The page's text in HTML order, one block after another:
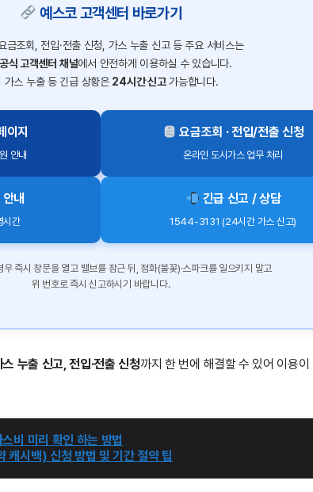
예스코 고객센터 바로가기
금조회, 전입·전출 신청, 가스 누출 신고 등 주요 서비스는
식 고객센터 채널에서 안전하게 이용하실 수 있습니다.
가스 누출 등 긴급 상황은 24시간 신고가능합니다.
이지
안내
요금조회 · 전입/전출 신청
온라인 도시가스 업무 처리
내
시간
긴급 신고 / 상담
1544-3131 (24시간 가스 신고)
즉시 창문을 열고 밸브를 잠근 뒤, 점화(불꽃)·스파크를 일으키지 말고
위 번호로 즉시 신고하시기 바랍니다.
누출 신고, 전입·전출 신청까지 한 번에 해결할 수 있어 이용이
비 미리 확인 하는 방법
캐시백) 신청 방법 및 기간 절약 팁